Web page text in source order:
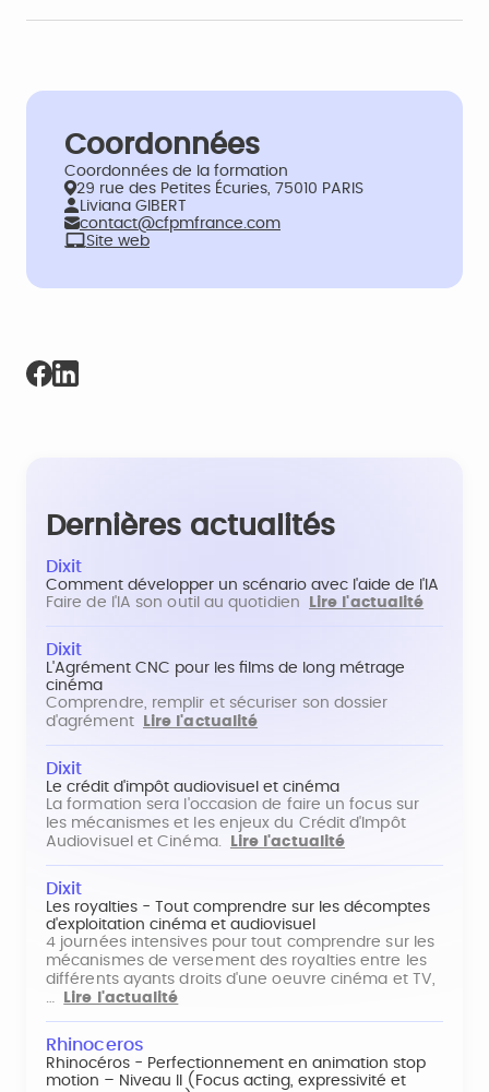
Coordonnées
Coordonnées de la formation
29 rue des Petites Écuries, 75010 PARIS
Liviana GIBERT
contact@cfpmfrance.com
Site web
Dernières actualités
Dixit
Comment développer un scénario avec l'aide de l'IA
Faire de l'IA son outil au quotidien
Lire l'actualité
Dixit
L'Agrément CNC pour les films de long métrage
cinéma
Comprendre, remplir et sécuriser son dossier
d'agrément
Lire l'actualité
Dixit
Le crédit d'impôt audiovisuel et cinéma
La formation sera l'occasion de faire un focus sur
les mécanismes et les enjeux du Crédit d'Impôt
Audiovisuel et Cinéma.
Lire l'actualité
Dixit
Les royalties - Tout comprendre sur les décomptes
d'exploitation cinéma et audiovisuel
4 journées intensives pour tout comprendre sur les
mécanismes de versement des royalties entre les
différents ayants droits d'une oeuvre cinéma et TV,
…
Lire l'actualité
Rhinoceros
Rhinocéros - Perfectionnement en animation stop
motion – Niveau II (Focus acting, expressivité et